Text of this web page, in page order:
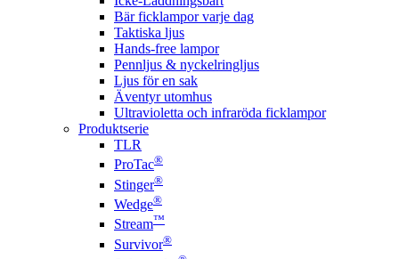
Bär ficklampor varje dag
Taktiska ljus
Hands-free lampor
Pennljus & nyckelringljus
Ljus för en sak
Äventyr utomhus
Ultravioletta och infraröda ficklampor
Produktserie
TLR
ProTac®
Stinger®
Wedge®
Stream™
Survivor®